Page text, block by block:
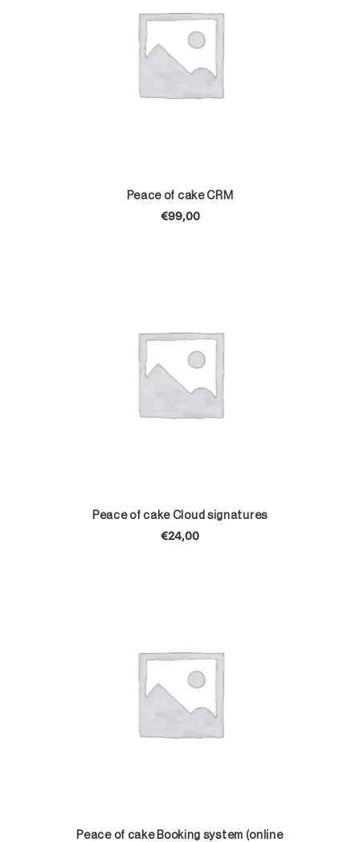
TOEVOEGEN AAN WINKELWAGEN
Peace of cake CRM
€99,00
TOEVOEGEN AAN WINKELWAGEN
Peace of cake Cloud signatures
€24,00
TOEVOEGEN AAN WINKELWAGEN
Peace of cake Booking system (online